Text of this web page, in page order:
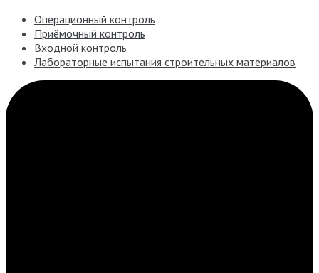
Операционный контроль
Приёмочный контроль
Входной контроль
Лабораторные испытания строительных материалов